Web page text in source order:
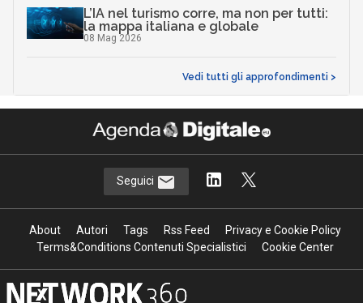
L’IA nel turismo corre, ma non per tutti:
la mappa italiana e globale
08 Mag 2026
Vedi tutti gli approfondimenti >
Seguici
About Autori Tags Rss Feed
Privacy e Cookie Policy
Terms&Conditions Contenuti Specialistici
Cookie Center